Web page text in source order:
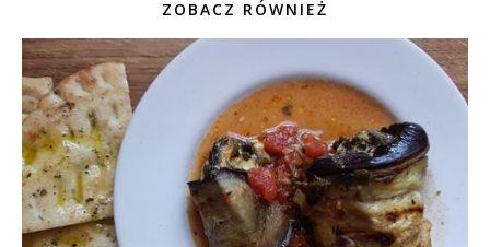
ZOBACZ RÓWNIEŻ